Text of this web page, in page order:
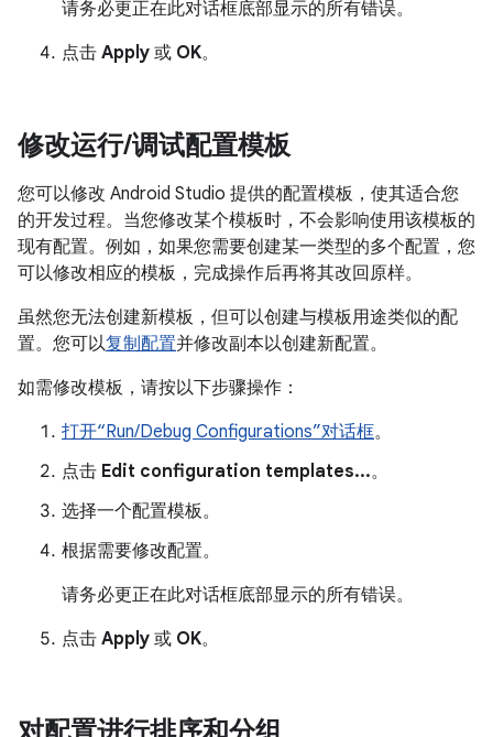
请务必更正在此对话框底部显示的所有错误。
点击 Apply 或 OK。
修改运行/调试配置模板
您可以修改 Android Studio 提供的配置模板，使其适合您
的开发过程。当您修改某个模板时，不会影响使用该模板的
现有配置。例如，如果您需要创建某一类型的多个配置，您
可以修改相应的模板，完成操作后再将其改回原样。
虽然您无法创建新模板，但可以创建与模板用途类似的配
置。您可以复制配置并修改副本以创建新配置。
如需修改模板，请按以下步骤操作：
打开“Run/Debug Configurations”对话框。
点击 Edit configuration templates...。
选择一个配置模板。
根据需要修改配置。
请务必更正在此对话框底部显示的所有错误。
点击 Apply 或 OK。